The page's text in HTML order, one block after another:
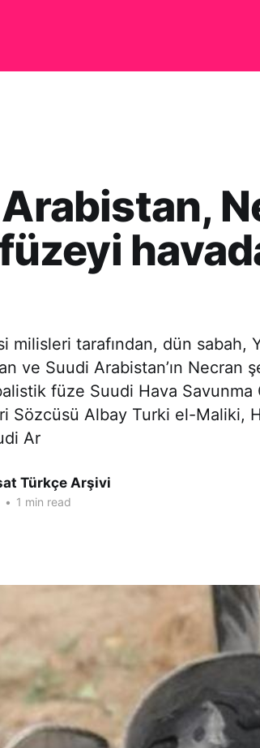
milisleri tarafından, dün sabah,
ve Suudi Arabistan’ın Necran
füze Suudi Hava Savunma
Sözcüsü Albay Turki el-Maliki,
Ar
Türkçe Arşivi
• 1 min read